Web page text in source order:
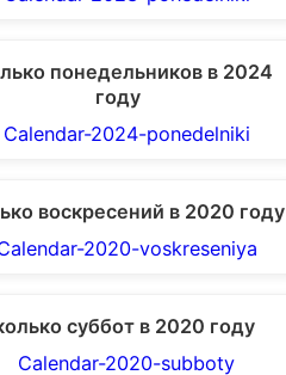
понедельников в 2024
году
воскресений в 2020 году
суббот в 2020 году